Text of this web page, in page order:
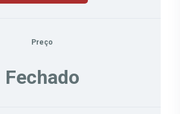
Preço
Fechado